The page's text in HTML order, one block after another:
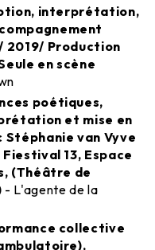
interprétation,
2019/ Production
en scène
poétiques,
et mise en
Stéphanie van Vyve
13, Espace
(Théâtre de
- L'agente de la
collective